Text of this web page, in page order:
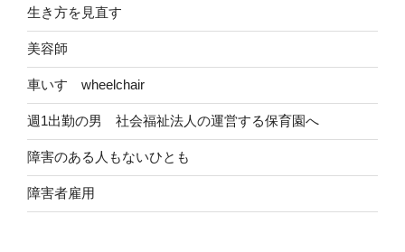
生き方を見直す
美容師
車いす wheelchair
週1出勤の男 社会福祉法人の運営する保育園へ
障害のある人もないひとも
障害者雇用